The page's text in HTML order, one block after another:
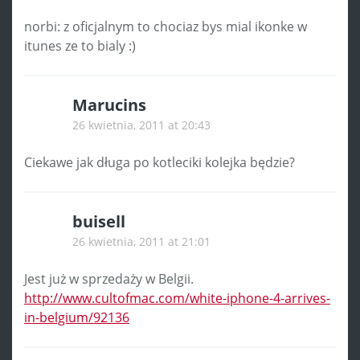
norbi: z oficjalnym to chociaz bys mial ikonke w
itunes ze to bialy :)
Marucins
26 kwietnia, 2011 at 20:43
Ciekawe jak długa po kotleciki kolejka będzie?
buisell
26 kwietnia, 2011 at 21:01
Jest już w sprzedaży w Belgii.
http://www.cultofmac.com/white-iphone-4-arrives-
in-belgium/92136